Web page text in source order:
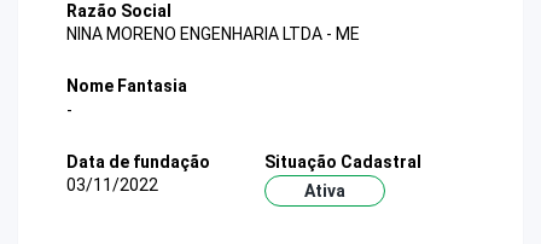
Razão Social
NINA MORENO ENGENHARIA LTDA - ME
Nome Fantasia
-
Data de fundação
03/11/2022
Situação Cadastral
Ativa